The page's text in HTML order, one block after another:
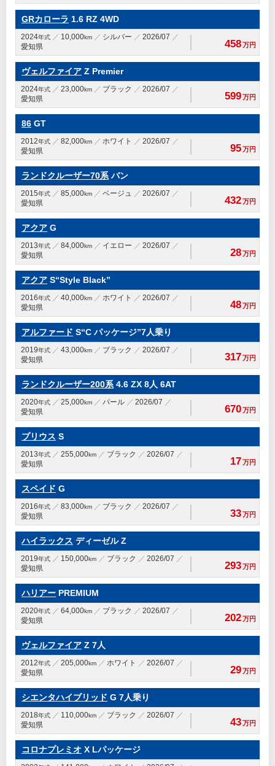
GRカローラ 1.6 RZ 4WD
2024年式 10,000km シルバー
2026/07
愛知県
458万円
ヴェルファイア Z Premier
2024年式 23,000km ブラック
2026/07
愛知県
599万円
86 GT
2012年式 82,000km ホワイト
2026/07
愛知県
95万円
ランドクルーザー70系バン
2015年式 85,000km ベージュ
2026/07
愛知県
432万円
アクア G
2013年式 84,000km イエロー
2026/07
愛知県
28万円
アクア S“Style Black”
2016年式 40,000km ホワイト
2026/07
愛知県
48万円
アルファード S“C パッケージ”7人乗り
2019年式 43,000km ブラック
2026/07
愛知県
317万円
ランドクルーザー200系4.6 ZX 8人 6AT
2020年式 25,000km パール
2026/07
愛知県
670万円
プリウス S
2013年式 255,000km ブラック
2026/07
愛知県
17万円
スペイド G
2016年式 83,000km ブラック
2026/07
愛知県
33万円
ハイラックス ディーゼル Z
2019年式 150,000km ブラック
2026/07
愛知県
293万円
ハリアー PREMIUM
2020年式 64,000km ブラック
2026/07
愛知県
202万円
ヴェルファイア Z 7人
2012年式 205,000km ホワイト
2026/07
愛知県
29万円
シエンタハイブリッド G 7人乗り
2018年式 110,000km ブラック
2026/07
愛知県
43万円
コロナプレミオ X Lパッケージ